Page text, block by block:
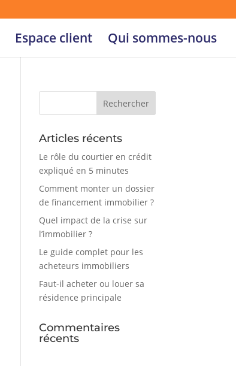
Espace client Qui sommes-nous
Articles récents
Le rôle du courtier en crédit
expliqué en 5 minutes
Comment monter un dossier
de financement immobilier ?
Quel impact de la crise sur
l’immobilier ?
Le guide complet pour les
acheteurs immobiliers
Faut-il acheter ou louer sa
résidence principale
Commentaires
récents